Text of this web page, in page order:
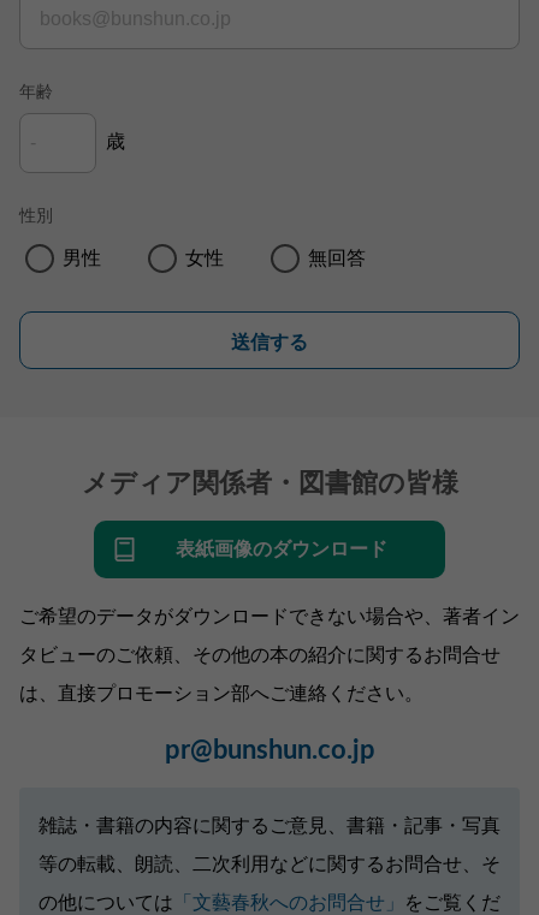
年齢
歳
性別
男性 女性 無回答
送信する
メディア関係者・図書館の皆様
表紙画像のダウンロード
ご希望のデータがダウンロードできない場合や、著者イン
タビューのご依頼、その他の本の紹介に関するお問合せ
は、直接プロモーション部へご連絡ください。
pr@bunshun.co.jp
雑誌・書籍の内容に関するご意見、書籍・記事・写真
等の転載、朗読、二次利用などに関するお問合せ、そ
の他については 「文藝春秋へのお問合せ」
をご覧くだ